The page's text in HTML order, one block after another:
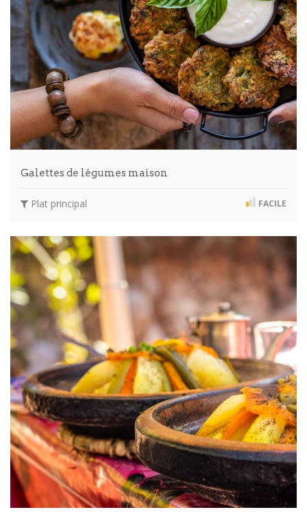
Galettes de légumes maison
Plat principal FACILE